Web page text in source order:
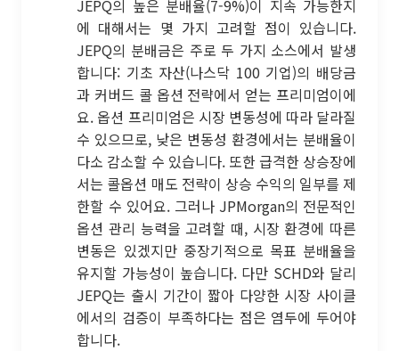
JEPQ의 높은 분배율(7-9%)이 지속 가능한지
에 대해서는 몇 가지 고려할 점이 있습니다.
JEPQ의 분배금은 주로 두 가지 소스에서 발생
합니다: 기초 자산(나스닥 100 기업)의 배당금
과 커버드 콜 옵션 전략에서 얻는 프리미엄이에
요. 옵션 프리미엄은 시장 변동성에 따라 달라질
수 있으므로, 낮은 변동성 환경에서는 분배율이
다소 감소할 수 있습니다. 또한 급격한 상승장에
서는 콜옵션 매도 전략이 상승 수익의 일부를 제
한할 수 있어요. 그러나 JPMorgan의 전문적인
옵션 관리 능력을 고려할 때, 시장 환경에 따른
변동은 있겠지만 중장기적으로 목표 분배율을
유지할 가능성이 높습니다. 다만 SCHD와 달리
JEPQ는 출시 기간이 짧아 다양한 시장 사이클
에서의 검증이 부족하다는 점은 염두에 두어야
합니다.